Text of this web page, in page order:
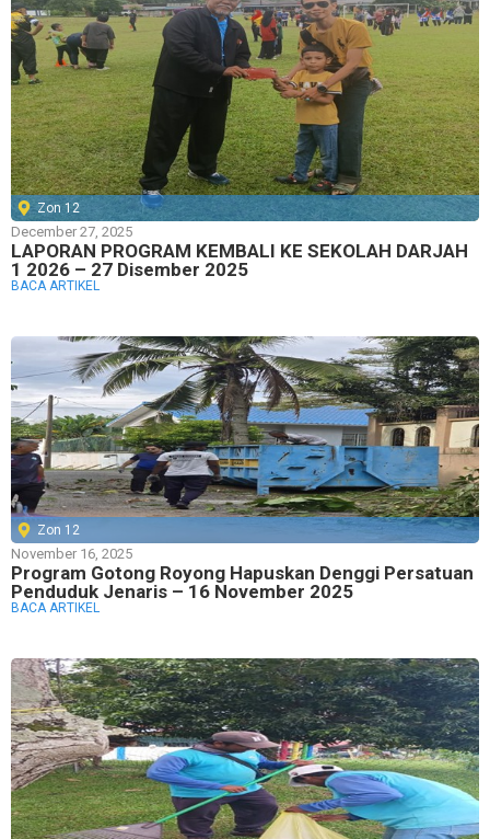
Zon 12
December 27, 2025
LAPORAN PROGRAM KEMBALI KE SEKOLAH DARJAH
1 2026 – 27 Disember 2025
BACA ARTIKEL
Zon 12
November 16, 2025
Program Gotong Royong Hapuskan Denggi Persatuan
Penduduk Jenaris – 16 November 2025
BACA ARTIKEL